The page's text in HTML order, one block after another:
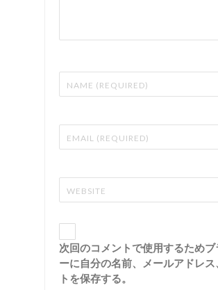
次回のコメントで使用するためブ
ーに自分の名前、メールアドレス
トを保存する。